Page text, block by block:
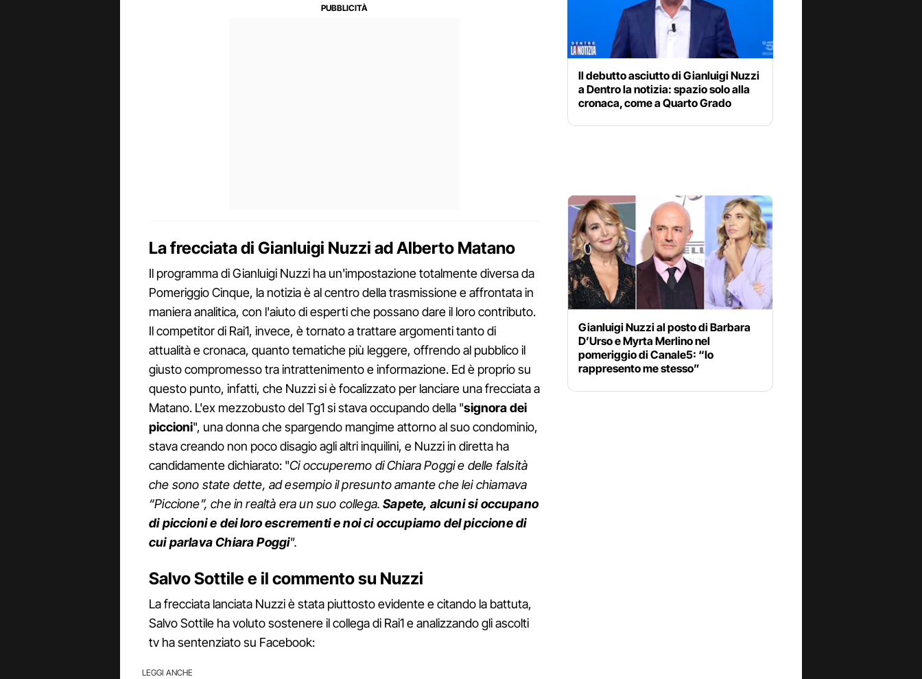
La frecciata di Gianluigi Nuzzi ad Alberto Matano
Il programma di Gianluigi Nuzzi ha un'impostazione totalmente diversa da
Pomeriggio Cinque, la notizia è al centro della trasmissione e affrontata in
maniera analitica, con l'aiuto di esperti che possano dare il loro contributo.
Il competitor di Rai1, invece, è tornato a trattare argomenti tanto di
attualità e cronaca, quanto tematiche più leggere, offrendo al pubblico il
giusto compromesso tra intrattenimento e informazione. Ed è proprio su
questo punto, infatti, che Nuzzi si è focalizzato per lanciare una frecciata a
Matano. L'ex mezzobusto del Tg1 si stava occupando della "signora dei
piccioni", una donna che spargendo mangime attorno al suo condominio,
stava creando non poco disagio agli altri inquilini, e Nuzzi in diretta ha
candidamente dichiarato: "Ci occuperemo di Chiara Poggi e delle falsità
che sono state dette, ad esempio il presunto amante che lei chiamava
“Piccione”, che in realtà era un suo collega.Sapete, alcuni si occupano
di piccioni e dei loro escrementi e noi ci occupiamo del piccione di
cui parlava Chiara Poggi".
Salvo Sottile e il commento su Nuzzi
La frecciata lanciata Nuzzi è stata piuttosto evidente e citando la battuta,
Salvo Sottile ha voluto sostenere il collega di Rai1 e analizzando gli ascolti
tv ha sentenziato su Facebook:
LEGGI ANCHE
Il debutto asciutto di Gianluigi Nuzzi
a Dentro la notizia: spazio solo alla
cronaca, come a Quarto Grado
Gianluigi Nuzzi al posto di Barbara
D’Urso e Myrta Merlino nel
pomeriggio di Canale5: “Io
rappresento me stesso”